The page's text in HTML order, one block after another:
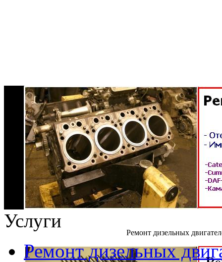
Ремонт дизельных
Услуги
Ремонт дизельных